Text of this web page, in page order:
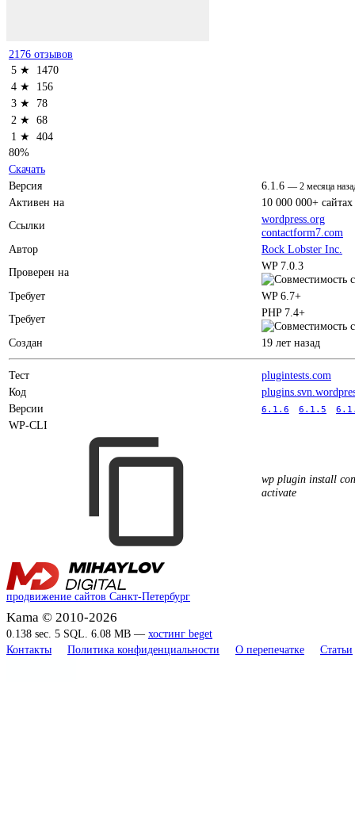
2176 отзывов
5 ★
1470
4 ★
156
3 ★
78
2 ★ 68
1 ★ 404
80%
Скачать
Версия
6.1.6 — 2 месяца
Активен на
10 000 000+ сайтах
Ссылки
wordpress.org
contactform7.com
Автор
Rock Lobster Inc.
Проверен на
WP 7.0.3
Требует
WP 6.7+
Требует
PHP 7.4+
Создан 19 лет назад
Тест
plugintests.com
Код
Версии
6.1.6 6.1.5
WP-CLI
wp plugin install
activate
продвижение сайтов Санкт-Петербург
Kama © 2010-2026
0.138 sec. 5 SQL. 6.08 MB — хостинг beget
Контакты
Политика конфиденциальности О перепечатке Статьи